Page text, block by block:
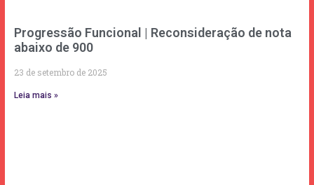
Progressão Funcional | Reconsideração de nota
abaixo de 900
23 de setembro de 2025
Leia mais »